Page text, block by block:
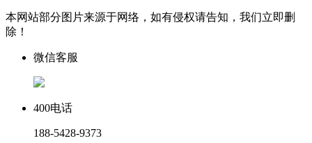
本网站部分图片来源于网络，如有侵权请告知，我们立即删
除！
微信客服
400电话
188-5428-9373